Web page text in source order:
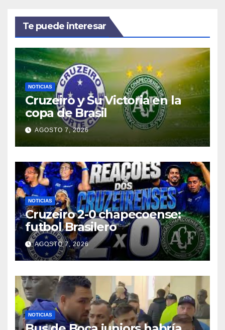
Te puede interesar
NOTICIAS
Cruzeiro y Su Victoria en la
copa de Brasil
AGOSTO 7, 2026
NOTICIAS
Cruzeiro 2-0 chapecoense:
futbol Brasilero
AGOSTO 7, 2026
NOTICIAS